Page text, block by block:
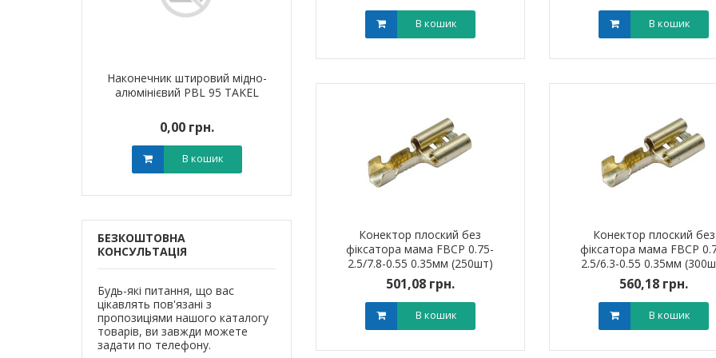
Наконечник штировий мідно-
алюмінієвий PBL 95 TAKEL
0,00 грн.
В кошик В кошик
БЕЗКОШТОВНА
КОНСУЛЬТАЦІЯ
Будь-які питання, що вас
цікавлять пов'язані з
пропозиціями нашого каталогу
товарів, ви завжди можете
задати по телефону.
В кошик В кошик
Конектор плоский без
фіксатора мама FBCP 0.75-
2.5/7.8-0.55 0.35мм (250шт)
501,08 грн.
В кошик
Конектор плоский без
фіксатора мама FBCP
2.5/6.3-0.55 0.35мм
560,18 грн.
В кошик